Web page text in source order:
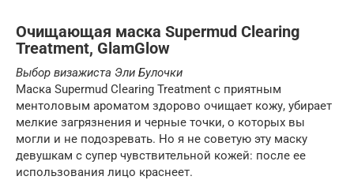
Очищающая маска Supermud Clearing
Treatment, GlamGlow
Выбор визажиста Эли Булочки
Маска Supermud Clearing Treatment с приятным
ментоловым ароматом здорово очищает кожу, убирает
мелкие загрязнения и черные точки, о которых вы
могли и не подозревать. Но я не советую эту маску
девушкам с супер чувствительной кожей: после ее
использования лицо краснеет.